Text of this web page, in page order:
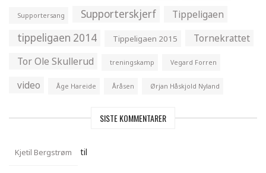
Supportersang Supporterskjerf Tippeligaen
tippeligaen 2014 Tippeligaen 2015
Tornekrattet
Tor Ole Skullerud
treningskamp Vegard Forren
video Åge Hareide Åråsen Ørjan Håskjold Nyland
SISTE KOMMENTARER
Kjetil Bergstrøm til